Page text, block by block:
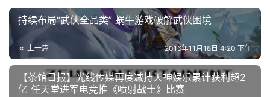
对
接
会
上
持续布局“武侠全品类” 蜗牛游戏破解武侠困境
上一篇 2016年11月18日 4:20 下午
【茶馆日报】光线传媒再度减持天神娱乐累计获利超2
亿 任天堂进军电竞推《喷射战士》比赛